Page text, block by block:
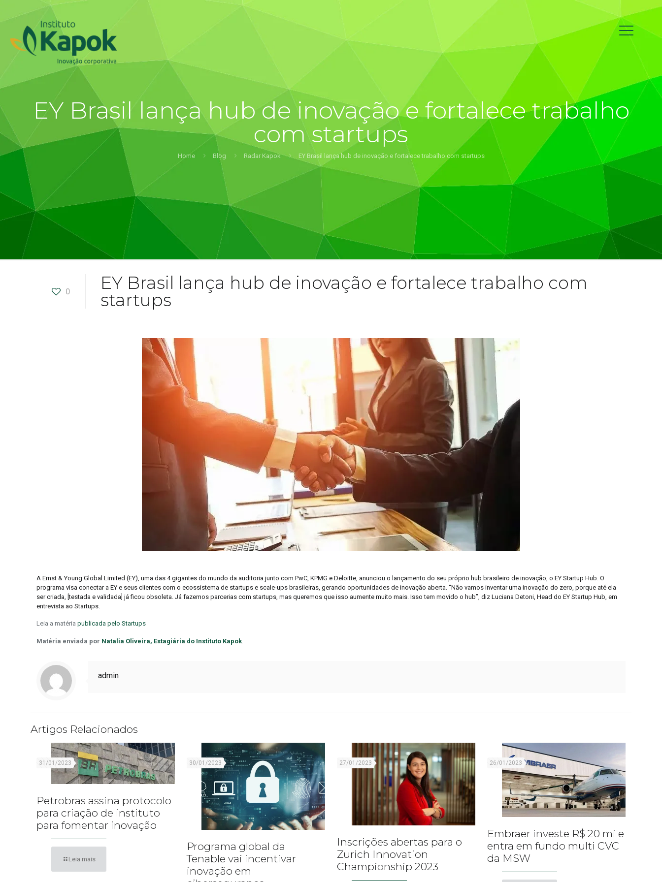
EY Brasil lança hub de inovação e fortalece trabalho
com startups
Home Blog Radar Kapok EY Brasil lança hub de inovação e fortalece trabalho com startups
0
EY Brasil lança hub de inovação e fortalece trabalho com
startups
A Ernst & Young Global Limited (EY), uma das 4 gigantes do mundo da auditoria junto com PwC, KPMG e Deloitte, anunciou o lançamento do seu próprio hub brasileiro de inovação, o EY Startup Hub. O
programa visa conectar a EY e seus clientes com o ecossistema de startups e scale-ups brasileiras, gerando oportunidades de inovação aberta. “Não vamos inventar uma inovação do zero, porque até ela
ser criada, [testada e validada] já ficou obsoleta. Já fazemos parcerias com startups, mas queremos que isso aumente muito mais. Isso tem movido o hub”, diz Luciana Detoni, Head do EY Startup Hub, em
entrevista ao Startups.
Leia a matéria publicada pelo Startups
Matéria enviada por Natalia Oliveira, Estagiária do Instituto Kapok.
admin
Artigos Relacionados
31/01/2023
Petrobras assina protocolo
para criação de instituto
para fomentar inovação
Leia mais
30/01/2023
Programa global da
Tenable vai incentivar
inovação em
27/01/2023
Inscrições abertas para o
Zurich Innovation
Championship 2023
26/01/2023
Embraer investe R$ 20 mi e
entra em fundo multi CVC
da MSW